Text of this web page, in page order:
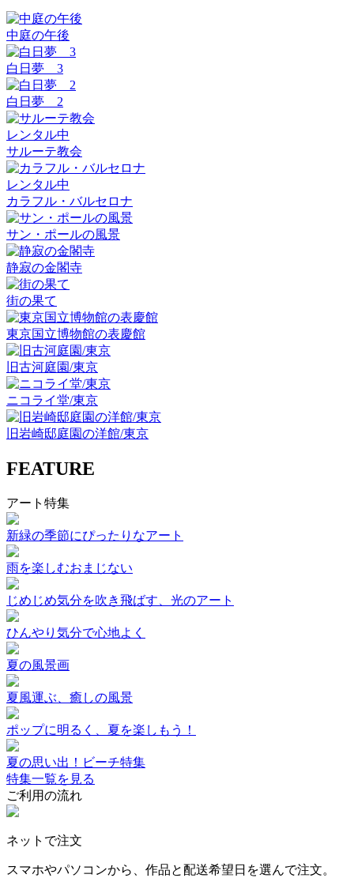
中庭の午後
白日夢 3
白日夢 2
レンタル中
サルーテ教会
レンタル中
カラフル・バルセロナ
サン・ポールの風景
静寂の金閣寺
街の果て
東京国立博物館の表慶館
旧古河庭園/東京
ニコライ堂/東京
旧岩崎邸庭園の洋館/東京
FEATURE
アート特集
新緑の季節にぴったりなアート
雨を楽しむおまじない
じめじめ気分を吹き飛ばす、光のアート
ひんやり気分で心地よく
夏の風景画
夏風運ぶ、癒しの風景
ポップに明るく、夏を楽しもう！
夏の思い出！ビーチ特集
特集一覧を見る
ご利用の流れ
ネットで注文
スマホやパソコンから、作品と配送希望日を選んで注文。